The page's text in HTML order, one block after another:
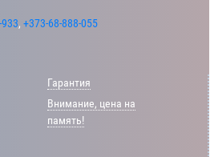
, +373-68-888-055
Гарантия
Внимание, цена на
память!